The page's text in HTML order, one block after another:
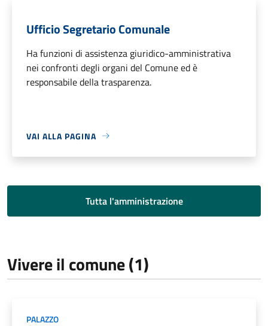
Ufficio Segretario Comunale
Ha funzioni di assistenza giuridico-amministrativa
nei confronti degli organi del Comune ed è
responsabile della trasparenza.
VAI ALLA PAGINA
Tutta l'amministrazione
Vivere il comune (1)
PALAZZO